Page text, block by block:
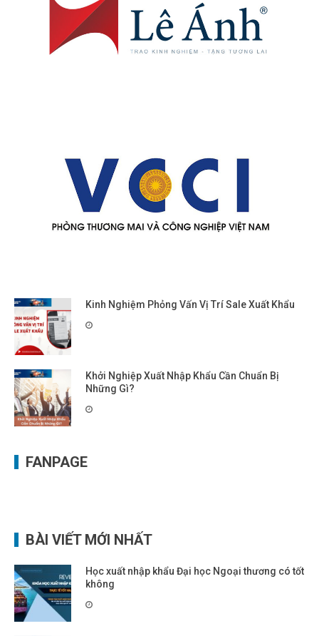
Kinh Nghiệm Phỏng Vấn Vị Trí Sale Xuất Khẩu
Khởi Nghiệp Xuất Nhập Khẩu Cần Chuẩn Bị
Những Gì?
FANPAGE
BÀI VIẾT MỚI NHẤT
Học xuất nhập khẩu Đại học Ngoại thương có tốt
không